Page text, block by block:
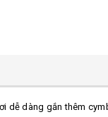
dàng gắn thêm